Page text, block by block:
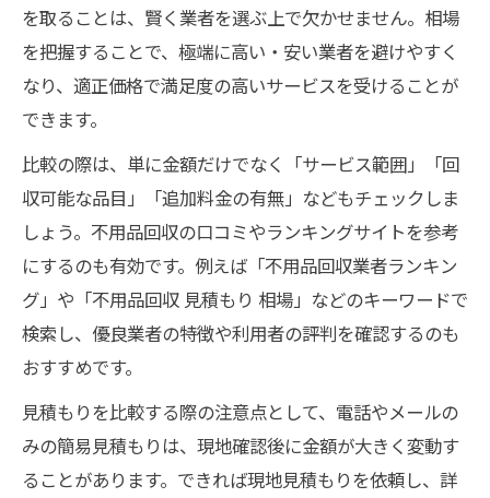
を取ることは、賢く業者を選ぶ上で欠かせません。相場
を把握することで、極端に高い・安い業者を避けやすく
なり、適正価格で満足度の高いサービスを受けることが
できます。
比較の際は、単に金額だけでなく「サービス範囲」「回
収可能な品目」「追加料金の有無」などもチェックしま
しょう。不用品回収の口コミやランキングサイトを参考
にするのも有効です。例えば「不用品回収業者ランキン
グ」や「不用品回収 見積もり 相場」などのキーワードで
検索し、優良業者の特徴や利用者の評判を確認するのも
おすすめです。
見積もりを比較する際の注意点として、電話やメールの
みの簡易見積もりは、現地確認後に金額が大きく変動す
ることがあります。できれば現地見積もりを依頼し、詳